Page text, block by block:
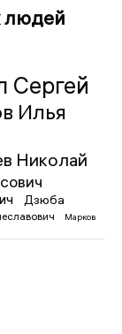
людей
Сергей
Илья
Николай
Дзюба
Марков